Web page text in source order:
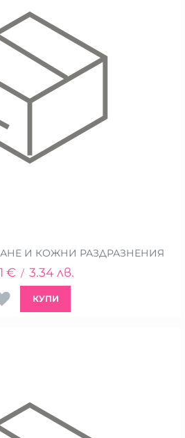
И КОЖНИ РАЗДРАЗНЕНИЯ
€ / 3.34лв.
КУПИ